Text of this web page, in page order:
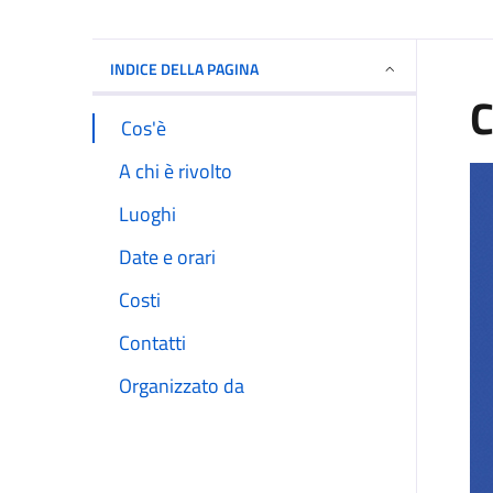
INDICE DELLA PAGINA
Cos'è
A chi è rivolto
Luoghi
Date e orari
Costi
Contatti
Organizzato da